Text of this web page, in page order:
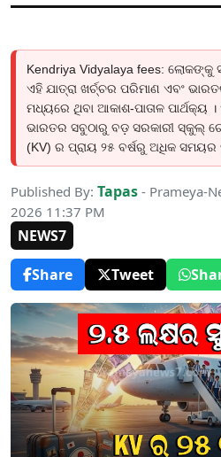
Kendriya Vidyalaya fees:
ଏହି ଯାତ୍ରା ଖର୍ଚ୍ଚର ପରିମାଣ ଏବଂ
ମଧ୍ୟରେ ଥିବା ଆକାଶ-ପାତାଳ ପାର୍ଥକ୍ୟ
ଭାରତର ସବୁଠାରୁ ବଡ଼ ସରକାରୀ ସ୍କୁଲ୍
(KV) ର ପ୍ରାୟ ୨୫ ବର୍ଷରୁ ଅଧିକ ସମୟର
Published By: Tapas - Prameya-
2026 11:37 PM
NEWS7
Share
Tweet